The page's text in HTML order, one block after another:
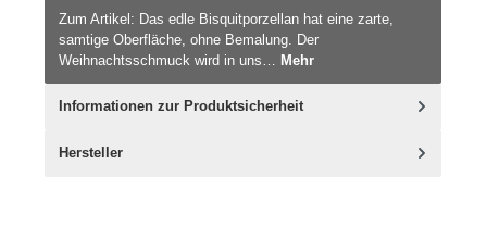
Zum Artikel: Das edle Bisquitporzellan hat eine zarte,
samtige Oberfläche, ohne Bemalung. Der
Weihnachtsschmuck wird in uns… Mehr
Informationen zur Produktsicherheit
Hersteller